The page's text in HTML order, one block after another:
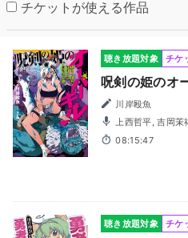
チケットが使える作品
聴き放題対象 チケ
呪剣の姫のオ
川岸殴魚
上西哲平, 吉岡茉祐, 星乃葉月, 久遠エリサ, 若林佑, 堀総
士郎, 竹尾一真, 藤井
08:15:47
聴き放題対象 チケ